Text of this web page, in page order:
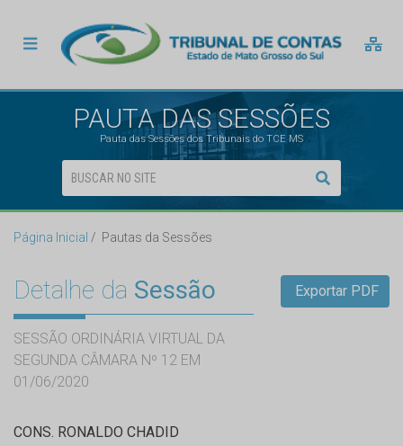
PAUTA DAS SESSÕES
Pauta das Sessões dos Tribunais do TCE MS
Página Inicial Pautas da Sessões
Detalhe da Sessão
SESSÃO ORDINÁRIA VIRTUAL DA
SEGUNDA CÂMARA Nº 12 EM
01/06/2020
Exportar PDF
CONS. RONALDO CHADID